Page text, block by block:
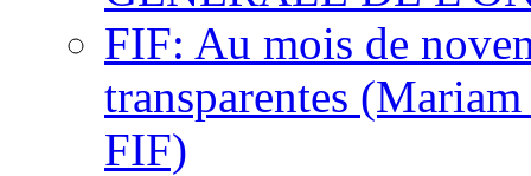
FIF: Au mois de
transparentes
FIF)